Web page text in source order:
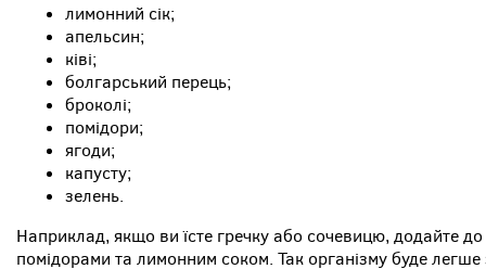
лимонний сік;
апельсин;
ківі;
болгарський перець;
броколі;
помідори;
ягоди;
капусту;
зелень.
Наприклад, якщо ви їсте гречку або сочевицю, додайте
помідорами та лимонним соком. Так організму буде легше